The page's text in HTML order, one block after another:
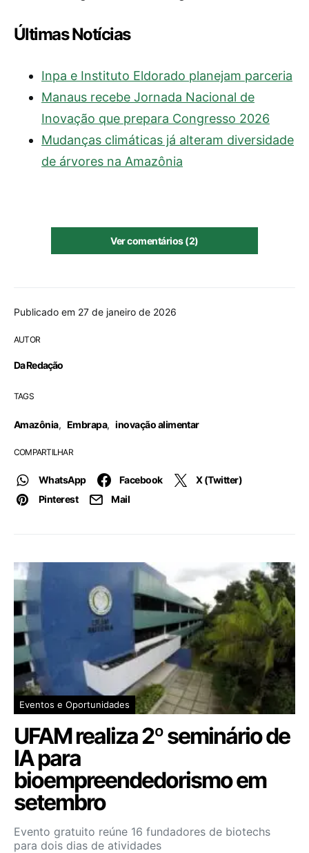
Publicado em 27 de janeiro de 2026
AUTOR
Da Redação
TAGS
Amazônia, Embrapa, inovação alimentar
COMPARTILHAR
WhatsApp Facebook
X (Twitter)
Pinterest
Mail
Últimas Notícias
Inpa e Instituto Eldorado planejam parceria
Manaus recebe Jornada Nacional de
Inovação que prepara Congresso 2026
Mudanças climáticas já alteram diversidade
de árvores na Amazônia
Ver comentários (2)
Eventos e Oportunidades
UFAM realiza 2º seminário de
IA para
bioempreendedorismo em
setembro
Evento gratuito reúne 16 fundadores de biotechs
para dois dias de atividades